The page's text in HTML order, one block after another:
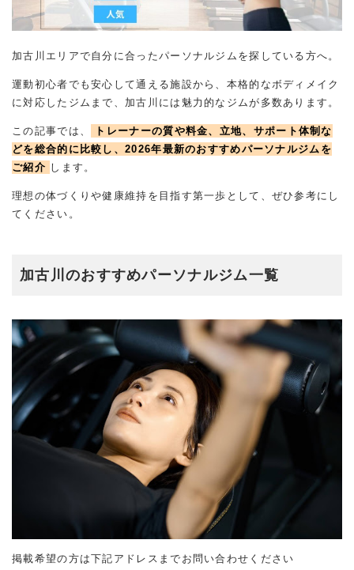
加古川エリアで自分に合ったパーソナルジムを探している方へ。
運動初心者でも安心して通える施設から、本格的なボディメイク
に対応したジムまで、加古川には魅力的なジムが多数あります。
この記事では、
トレーナーの質や料金、立地、サポート体制な
どを総合的に比較し、2026年最新のおすすめパーソナルジムを
ご紹介 します。
理想の体づくりや健康維持を目指す第一歩として、ぜひ参考にし
てください。
加古川のおすすめパーソナルジム一覧
掲載希望の方は下記アドレスまでお問い合わせください